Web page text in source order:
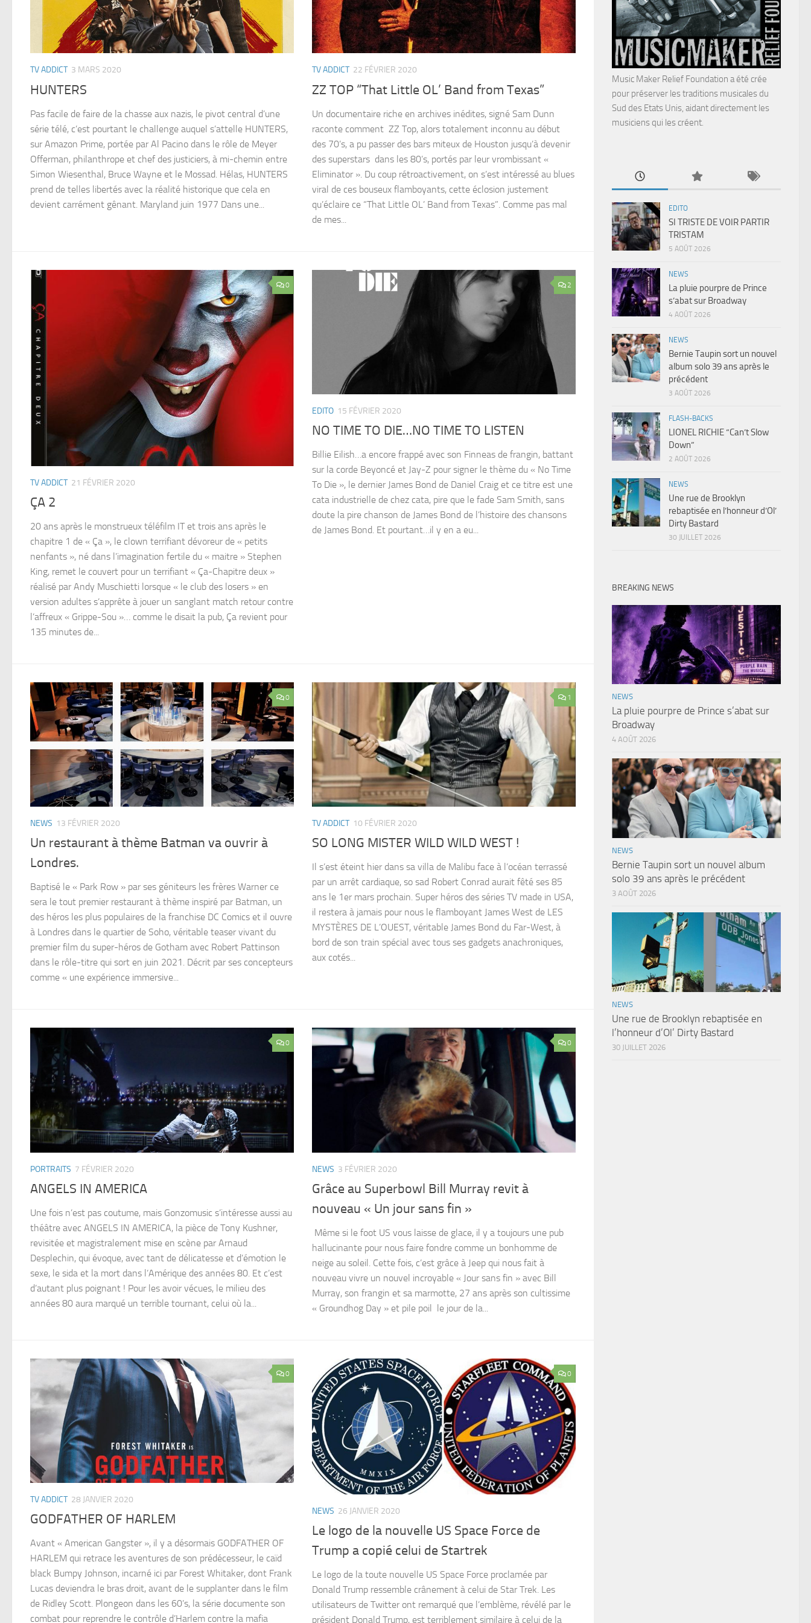
TV ADDICT 3 MARS 2020
HUNTERS
Pas facile de faire de la chasse aux nazis, le pivot central d’une
série télé, c’est pourtant le challenge auquel s’attelle HUNTERS,
sur Amazon Prime, portée par Al Pacino dans le rôle de Meyer
Offerman, philanthrope et chef des justiciers, à mi-chemin entre
Simon Wiesenthal, Bruce Wayne et le Mossad. Hélas, HUNTERS
prend de telles libertés avec la réalité historique que cela en
devient carrément gênant. Maryland juin 1977 Dans une...
TV ADDICT 22 FÉVRIER 2020
ZZ TOP “That Little OL’ Band from Texas”
Un documentaire riche en archives inédites, signé Sam Dunn
raconte comment ZZ Top, alors totalement inconnu au début
des 70’s, a pu passer des bars miteux de Houston jusqu’à devenir
des superstars dans les 80’s, portés par leur vrombissant «
Eliminator ». Du coup rétroactivement, on s’est intéressé au blues
viral de ces bouseux flamboyants, cette éclosion justement
qu’éclaire ce “That Little OL’ Band from Texas”. Comme pas mal
de mes...
0
TV ADDICT 21 FÉVRIER 2020
ÇA 2
20 ans après le monstrueux téléfilm IT et trois ans après le
chapitre 1 de « Ça », le clown terrifiant dévoreur de « petits
nenfants », né dans l’imagination fertile du « maitre » Stephen
King, remet le couvert pour un terrifiant « Ça-Chapitre deux »
réalisé par Andy Muschietti lorsque « le club des losers » en
version adultes s’apprête à jouer un sanglant match retour contre
l’affreux « Grippe-Sou »… comme le disait la pub, Ça revient pour
135 minutes de...
2
EDITO 15 FÉVRIER 2020
NO TIME TO DIE…NO TIME TO LISTEN
Billie Eilish…a encore frappé avec son Finneas de frangin, battant
sur la corde Beyoncé et Jay-Z pour signer le thème du « No Time
To Die », le dernier James Bond de Daniel Craig et ce titre est une
cata industrielle de chez cata, pire que le fade Sam Smith, sans
doute la pire chanson de James Bond de l’histoire des chansons
de James Bond. Et pourtant…il y en a eu...
0
NEWS 13 FÉVRIER 2020
Un restaurant à thème Batman va ouvrir à
Londres.
Baptisé le « Park Row » par ses géniteurs les frères Warner ce
sera le tout premier restaurant à thème inspiré par Batman, un
des héros les plus populaires de la franchise DC Comics et il ouvre
à Londres dans le quartier de Soho, véritable teaser vivant du
premier film du super-héros de Gotham avec Robert Pattinson
dans le rôle-titre qui sort en juin 2021. Décrit par ses concepteurs
comme « une expérience immersive...
1
TV ADDICT 10 FÉVRIER 2020
SO LONG MISTER WILD WILD WEST !
Il s’est éteint hier dans sa villa de Malibu face à l’océan terrassé
par un arrêt cardiaque, so sad Robert Conrad aurait fêté ses 85
ans le 1er mars prochain. Super héros des séries TV made in USA,
il restera à jamais pour nous le flamboyant James West de LES
MYSTÈRES DE L’OUEST, véritable James Bond du Far-West, à
bord de son train spécial avec tous ses gadgets anachroniques,
aux cotés...
0
PORTRAITS 7 FÉVRIER 2020
ANGELS IN AMERICA
Une fois n’est pas coutume, mais Gonzomusic s’intéresse aussi au
théâtre avec ANGELS IN AMERICA, la pièce de Tony Kushner,
revisitée et magistralement mise en scène par Arnaud
Desplechin, qui évoque, avec tant de délicatesse et d’émotion le
sexe, le sida et la mort dans l’Amérique des années 80. Et c’est
d’autant plus poignant ! Pour les avoir vécues, le milieu des
années 80 aura marqué un terrible tournant, celui où la...
0
NEWS 3 FÉVRIER 2020
Grâce au Superbowl Bill Murray revit à
nouveau « Un jour sans fin »
Même si le foot US vous laisse de glace, il y a toujours une pub
hallucinante pour nous faire fondre comme un bonhomme de
neige au soleil. Cette fois, c’est grâce à Jeep qui nous fait à
nouveau vivre un nouvel incroyable « Jour sans fin » avec Bill
Murray, son frangin et sa marmotte, 27 ans après son cultissime
« Groundhog Day » et pile poil le jour de la...
0
TV ADDICT 28 JANVIER 2020
GODFATHER OF HARLEM
Avant « American Gangster », il y a désormais GODFATHER OF
HARLEM qui retrace les aventures de son prédécesseur, le caïd
black Bumpy Johnson, incarné ici par Forest Whitaker, dont Frank
Lucas deviendra le bras droit, avant de le supplanter dans le film
de Ridley Scott. Plongeon dans les 60’s, la série documente son
combat pour reprendre le contrôle d’Harlem contre la mafia
0
NEWS 26 JANVIER 2020
Le logo de la nouvelle US Space Force de
Trump a copié celui de Startrek
Le logo de la toute nouvelle US Space Force proclamée par
Donald Trump ressemble crânement à celui de Star Trek. Les
utilisateurs de Twitter ont remarqué que l’emblème, révélé par le
président Donald Trump, est terriblement similaire à celui de la
Music Maker Relief Foundation a été crée
pour préserver les traditions musicales du
Sud des Etats Unis, aidant directement les
musiciens qui les créent.
EDITO
SI TRISTE DE VOIR PARTIR
TRISTAM
5 AOÛT 2026
NEWS
La pluie pourpre de Prince
s’abat sur Broadway
4 AOÛT 2026
NEWS
Bernie Taupin sort un nouvel
album solo 39 ans après le
précédent
3 AOÛT 2026
FLASH-BACKS
LIONEL RICHIE “Can’t Slow
Down”
2 AOÛT 2026
NEWS
Une rue de Brooklyn
rebaptisée en l’honneur d’Ol’
Dirty Bastard
30 JUILLET 2026
BREAKING NEWS
NEWS
La pluie pourpre de Prince s’abat sur
Broadway
4 AOÛT 2026
NEWS
Bernie Taupin sort un nouvel album
solo 39 ans après le précédent
3 AOÛT 2026
NEWS
Une rue de Brooklyn rebaptisée en
l’honneur d’Ol’ Dirty Bastard
30 JUILLET 2026